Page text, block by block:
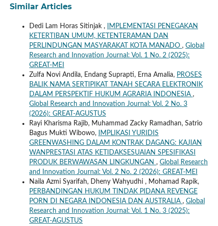
Similar Articles
Dedi Lam Horas Sitinjak ,
IMPLEMENTASI PENEGAKAN
KETERTIBAN UMUM, KETENTERAMAN DAN
PERLINDUNGAN MASYARAKAT KOTA MANADO , Global
Research and Innovation Journal: Vol. 1 No. 2 (2025):
GREAT-MEI
Zulfa Novi Andila, Endang Suprapti, Erna Amalia, PROSES
BALIK NAMA SERTIPIKAT TANAH SECARA ELEKTRONIK
DALAM PERSPEKTIF HUKUM AGRARIA INDONESIA ,
Global Research and Innovation Journal: Vol. 2 No. 3
(2026): GREAT-AGUSTUS
Rayi Kharisma Rajib, Muhammad Zacky Ramadhan, Satrio
Bagus Mukti Wibowo,
IMPLIKASI YURIDIS
GREENWASHING DALAM KONTRAK DAGANG: KAJIAN
WANPRESTASI ATAS KETIDAKSESUAIAN SPESIFIKASI
PRODUK BERWAWASAN LINGKUNGAN , Global Research
and Innovation Journal: Vol. 2 No. 2 (2026): GREAT-MEI
Naila Azmi Syarifah, Dheny Wahyudhi , Mohamad Rapik,
PERBANDINGAN HUKUM TINDAK PIDANA REVENGE
PORN DI NEGARA INDONESIA DAN AUSTRALIA , Global
Research and Innovation Journal: Vol. 1 No. 3 (2025):
GREAT-AGUSTUS